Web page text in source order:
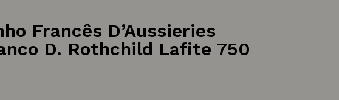
Francês D’Aussieries
D. Rothchild Lafite 750